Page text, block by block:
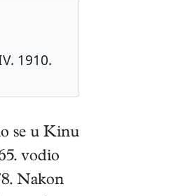
1910.
se u Kinu
vodio
Nakon